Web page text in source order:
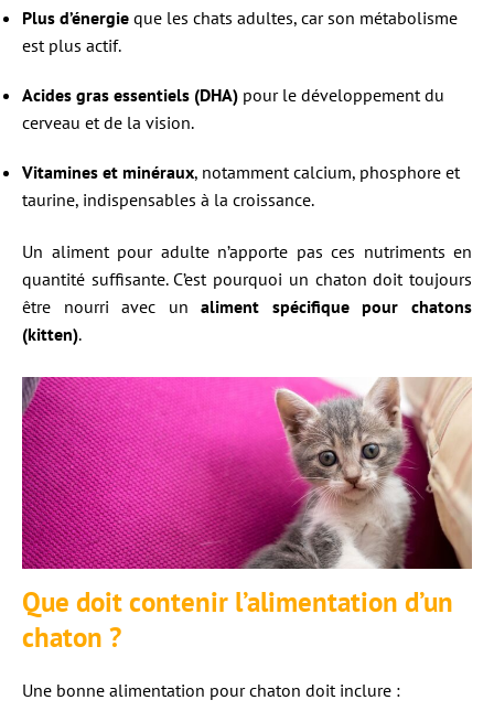
Plus d’énergie que les chats adultes, car son métabolisme
est plus actif.
Acides gras essentiels (DHA) pour le développement du
cerveau et de la vision.
Vitamines et minéraux, notamment calcium, phosphore et
taurine, indispensables à la croissance.
Un aliment pour adulte n’apporte pas ces nutriments en
quantité suffisante. C’est pourquoi un chaton doit toujours
être nourri avec unaliment spécifique pour chatons
(kitten).
Que doit contenir l’alimentation d’un
chaton ?
Une bonne alimentation pour chaton doit inclure :